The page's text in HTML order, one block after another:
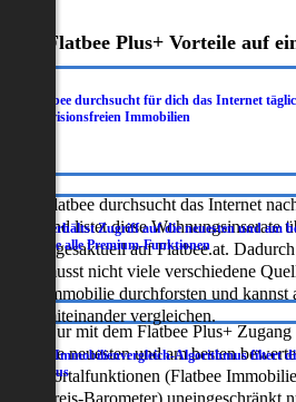
Flatbee Plus+ Vorteile auf
Flatbee durchsucht für dich das Internet
provisionsfreien Immobilien
Flatbee durchsucht das Internet
und listet diese Wohnungsinserate
tagesaktuell auf Flatbee.at.
musst nicht viele verschiedene
Immobilie durchforsten und
miteinander vergleichen.
Du erhältst Zugriff auf die neuesten und am
sowie alle Premium-Funktionen
Nur mit dem Flatbee Plus+
die neuesten und am besten
Portalfunktionen (Flatbee
Der Immobilienvergleich-Algorithmus filtert
heraus